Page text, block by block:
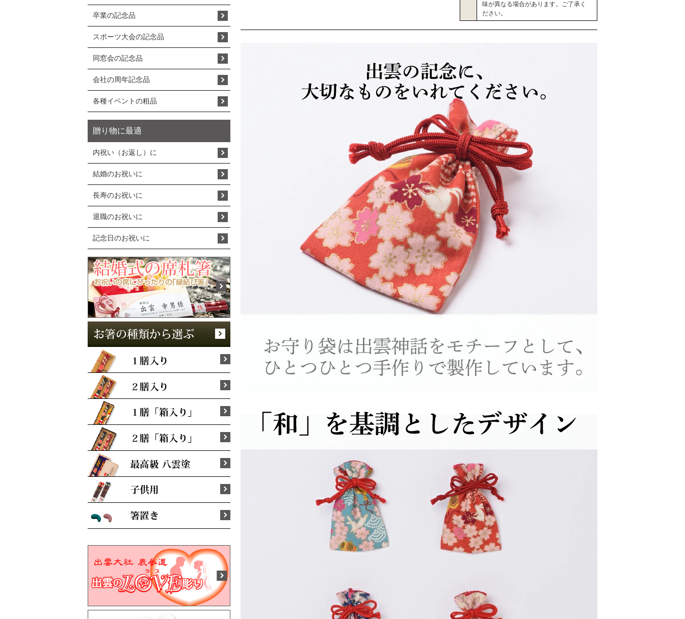
味が異なる場合があります。ご了承く
ださい。
卒業の記念品
スポーツ大会の記念品
同窓会の記念品
会社の周年記念品
各種イベントの粗品
贈り物に最適
内祝い（お返し）に
結婚のお祝いに
長寿のお祝いに
退職のお祝いに
記念日のお祝いに